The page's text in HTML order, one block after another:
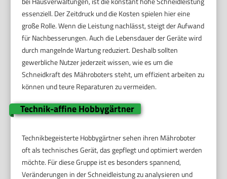
essenziell. Der Zeitdruck und die Kosten spielen hier eine
große Rolle. Wenn die Leistung nachlässt, steigt der Aufwand
für Nachbesserungen. Auch die Lebensdauer der Geräte wird
durch mangelnde Wartung reduziert. Deshalb sollten
gewerbliche Nutzer jederzeit wissen, wie es um die
Schneidkraft des Mähroboters steht, um effizient arbeiten zu
können und teure Reparaturen zu vermeiden.
Technik-affine Hobbygärtner
Technikbegeisterte Hobbygärtner sehen ihren Mähroboter
oft als technisches Gerät, das gepflegt und optimiert werden
möchte. Für diese Gruppe ist es besonders spannend,
Veränderungen in der Schneidleistung zu analysieren und